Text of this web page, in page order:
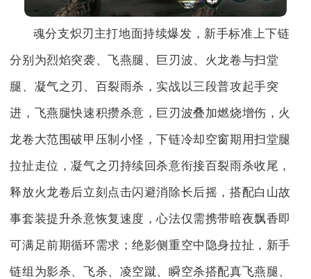
魂分支炽刃主打地面持续爆发，新手标准上下链
分别为烈焰突袭、飞燕腿、巨刃波、火龙卷与扫堂
腿、凝气之刃、百裂雨杀，实战以三段普攻起手突
进，飞燕腿快速积攒杀意，巨刃波叠加燃烧增伤，火
龙卷大范围破甲压制小怪，下链冷却空窗期用扫堂腿
拉扯走位，凝气之刃持续回杀意衔接百裂雨杀收尾，
释放火龙卷后立刻点击闪避消除长后摇，搭配白山故
事套装提升杀意恢复速度，心法仅需携带暗夜飘香即
可满足前期循环需求；绝影侧重空中隐身拉扯，新手
链组为影杀、飞杀、凌空蹴、瞬空杀搭配真飞燕腿、